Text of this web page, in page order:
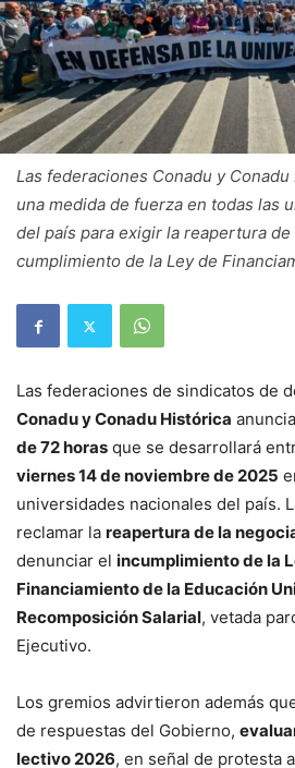
Las federaciones Conadu y
una medida de fuerza en todas las
del país para exigir la reapertura
cumplimiento de la Ley de
Las federaciones de sindicatos de
Conadu y Conadu Histórica
de 72 horas que se desarrollará
viernes 14 de noviembre de 2025
universidades nacionales del país.
reclamar la reapertura de la
denunciar el incumplimiento de la
Financiamiento de la Educación
Recomposición Salarial, vetada
Ejecutivo.
Los gremios advirtieron además
de respuestas del Gobierno,
lectivo 2026, en señal de protesta